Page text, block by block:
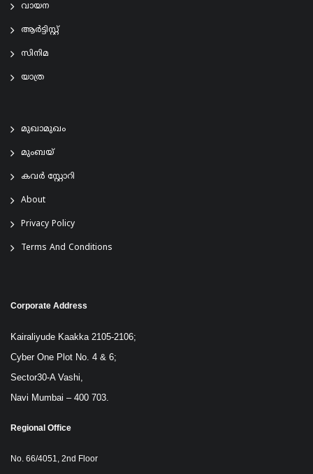
വായന
ആര്‍ട്ടിസ്റ്റ്
സിനിമ
യാത്ര
മുഖാമുഖം
മുംബയ്
കവർ സ്റ്റോറി
About
Privacy Policy
Terms And Conditions
Corporate Address
Kairaliyude Kaakka 2105-2106;
Cyber One Plot No. 4 & 6;
Sector30-A Vashi,
Navi Mumbai – 400 703.
Regional Office
No. 66/4051, 2nd Floor